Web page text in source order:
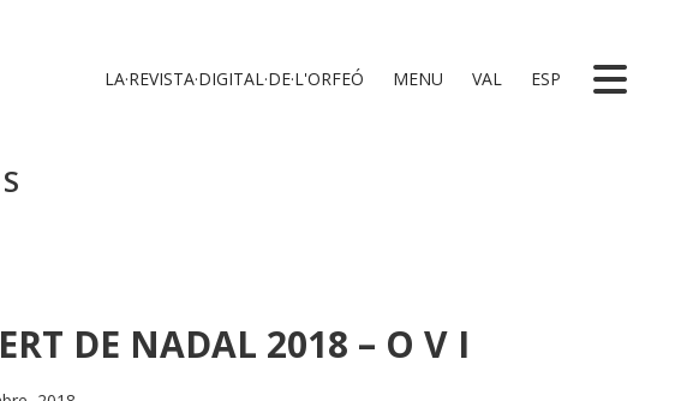
LA·REVISTA·DIGITAL·DE·L'ORFEÓ MENU VAL ESP
DE NADAL 2018 – O V I